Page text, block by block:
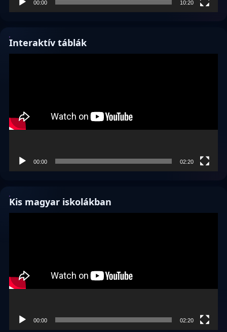
00:00 10:20
Interaktív táblák
00:00 02:20
Kis magyar iskolákban
00:00 02:20